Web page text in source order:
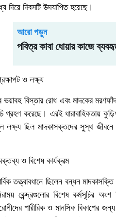
দিয়ে দিবসটি উদযাপিত হয়েছে।
আরো পড়ুন
পবিত্র কাবা ধোয়ার কাজে
ও লক্ষ্য
ভয়াবহ বিস্তার রোধ এবং মাদকের
গ্রহণ করেছে। এরই ধারাবাহিকতায়
লক্ষ্য ছিল মাদকাসক্তদের সুস্থ জীবনে
ও বিশেষ কার্যক্রম
তত্ত্বাবধানে ছিলেন বন্ধন
কেন্দ্রগুলোর বিশেষ কর্মসূচির
রোগীদের শারীরিক ও মানসিক